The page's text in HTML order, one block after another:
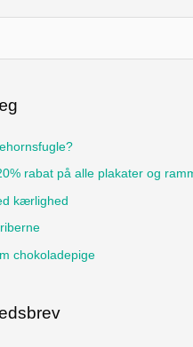
rabat på alle plakater og
kærlighed
chokoladepige